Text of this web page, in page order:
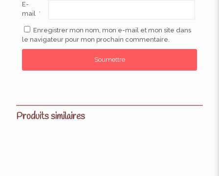
E-
mail *
Enregistrer mon nom, mon e-mail et mon site dans
le navigateur pour mon prochain commentaire.
Produits similaires